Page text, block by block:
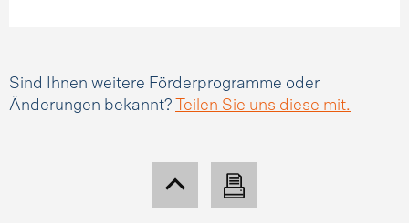
Sind Ihnen weitere Förderprogramme oder
Änderungen bekannt?
Teilen Sie uns diese mit.